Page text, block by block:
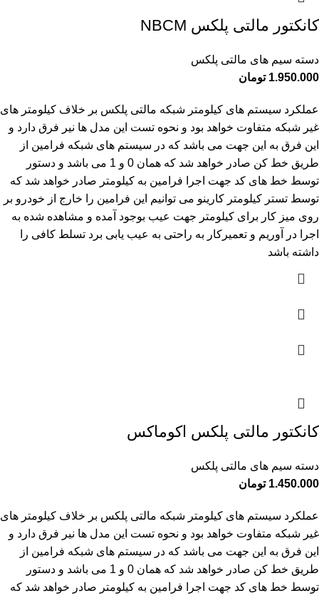
کانکتور مالتی پلکس NBCM
دسته سیم های مالتی پلکس
1.950.000 تومان
عملکرد سیستم های کیلومتر شبکه مالتی پلکس بر خلاف کیلومتر های
غیر شبکه متفاوت خواهد بود و نحوه تست این مدل ها نیر فرق دارد و
این فرق به این جهت می باشد که در سیستم های شبکه فرامین از
طریق خط کن صادر خواهد شد که همان 0 و 1 می باشد و دستور
توسط خط های کد جهت اجرا فرامین به کیلومتر صادر خواهد شد که
توسط تستر کیلومتر کارینو می توانیم این فرامین را خارج از خودرو بر
روی میز کار برای کیلومتر جهت عیب بوجود آمده و مشاهده شده به
اجرا در آوریم و تعمیرکار به راحتی به عیب یابی برد تسلط کافی را
داشته باشد
کانکتور مالتی پلکس اکوماکس
دسته سیم های مالتی پلکس
1.450.000 تومان
عملکرد سیستم های کیلومتر شبکه مالتی پلکس بر خلاف کیلومتر های
غیر شبکه متفاوت خواهد بود و نحوه تست این مدل ها نیر فرق دارد و
این فرق به این جهت می باشد که در سیستم های شبکه فرامین از
طریق خط کن صادر خواهد شد که همان 0 و 1 می باشد و دستور
توسط خط های کد جهت اجرا فرامین به کیلومتر صادر خواهد شد که